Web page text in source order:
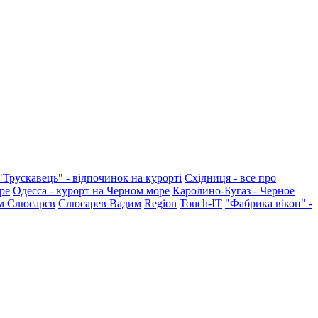
- відпочинок на курорті Східниця - все про
Одесса - курорт на Черном море Каролино-Бугаз - Черное
Слюсарєв Слюсарев Вадим Region Touch-IT "Фабрика вікон" -